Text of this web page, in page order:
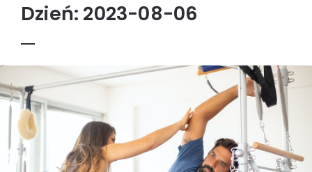
Dzień: 2023-08-06